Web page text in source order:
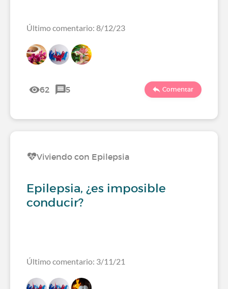
Último comentario: 8/12/23
62 5 Comentar
Viviendo con Epilepsia
Epilepsia, ¿es imposible
conducir?
Último comentario: 3/11/21